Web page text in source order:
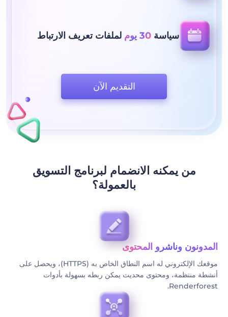
سياسة30 يوم لملفات تعريف الارتباط
التقديم الآن
من يمكنه الانضمام لبرنامج التسويق
بالعمولة؟
المدونون وناشرو المحتوى
موقعك الإلكتروني له اسم النطاق الخاص به (HTTPS)، ويحصل على
أنشطة منتظمة، ومحتوى محديث يمكن ربطه بسهولة بأدوات
Renderforest.